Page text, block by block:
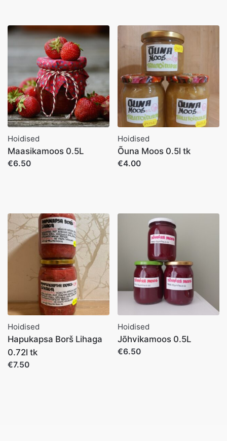
Hoidised
Maasikamoos 0.5L
€6.50
Hoidised
Õuna Moos 0.5l tk
€4.00
Hoidised
Hapukapsa Borš Lihaga
0.72l tk
€7.50
Hoidised
Jõhvikamoos 0.5L
€6.50